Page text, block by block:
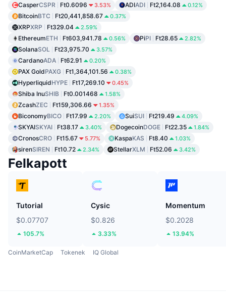
CasperCSPR Ft0.6096 3.53% ADIADI Ft2,164.08 0.12%
BitcoinBTC Ft20,441,858.67 0.37%
XRPXRP Ft329.04 2.59%
EthereumETH Ft603,941.78 0.56% PiPI Ft28.65 2.82%
SolanaSOL Ft23,975.70 3.57%
CardanoADA Ft62.91 0.20%
PAX GoldPAXG Ft1,364,101.56 0.38%
HyperliquidHYPE Ft17,269.10 0.45%
Shiba InuSHIB Ft0.001468 1.58%
ZcashZEC Ft159,306.66 1.35%
BiconomyBICO Ft17.99 2.20% SuiSUI Ft219.49 4.09%
SKYAISKYAI Ft38.17 3.40% DogecoinDOGE Ft22.35 1.84%
CronosCRO Ft15.67 5.77% KaspaKAS Ft8.40 1.03%
sirenSIREN Ft10.72 2.34% StellarXLM Ft52.06 3.42%
Felkapott
Tutorial
$0.07707
105.7%
Cysic
$0.826
3.33%
Momentum
$0.2028
13.94%
CoinMarketCap Tokenek IQ Global